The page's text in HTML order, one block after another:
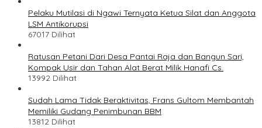
Pelaku Mutilasi di Ngawi Ternyata Ketua Silat dan Anggota
LSM Antikorupsi
67017 Dilihat
Ratusan Petani Dari Desa Pantai Raja dan Bangun Sari,
Kompak Usir dan Tahan Alat Berat Milik Hanafi Cs.
13992 Dilihat
Sudah Lama Tidak Beraktivitas, Frans Gultom Membantah
Memiliki Gudang Penimbunan BBM
13812 Dilihat